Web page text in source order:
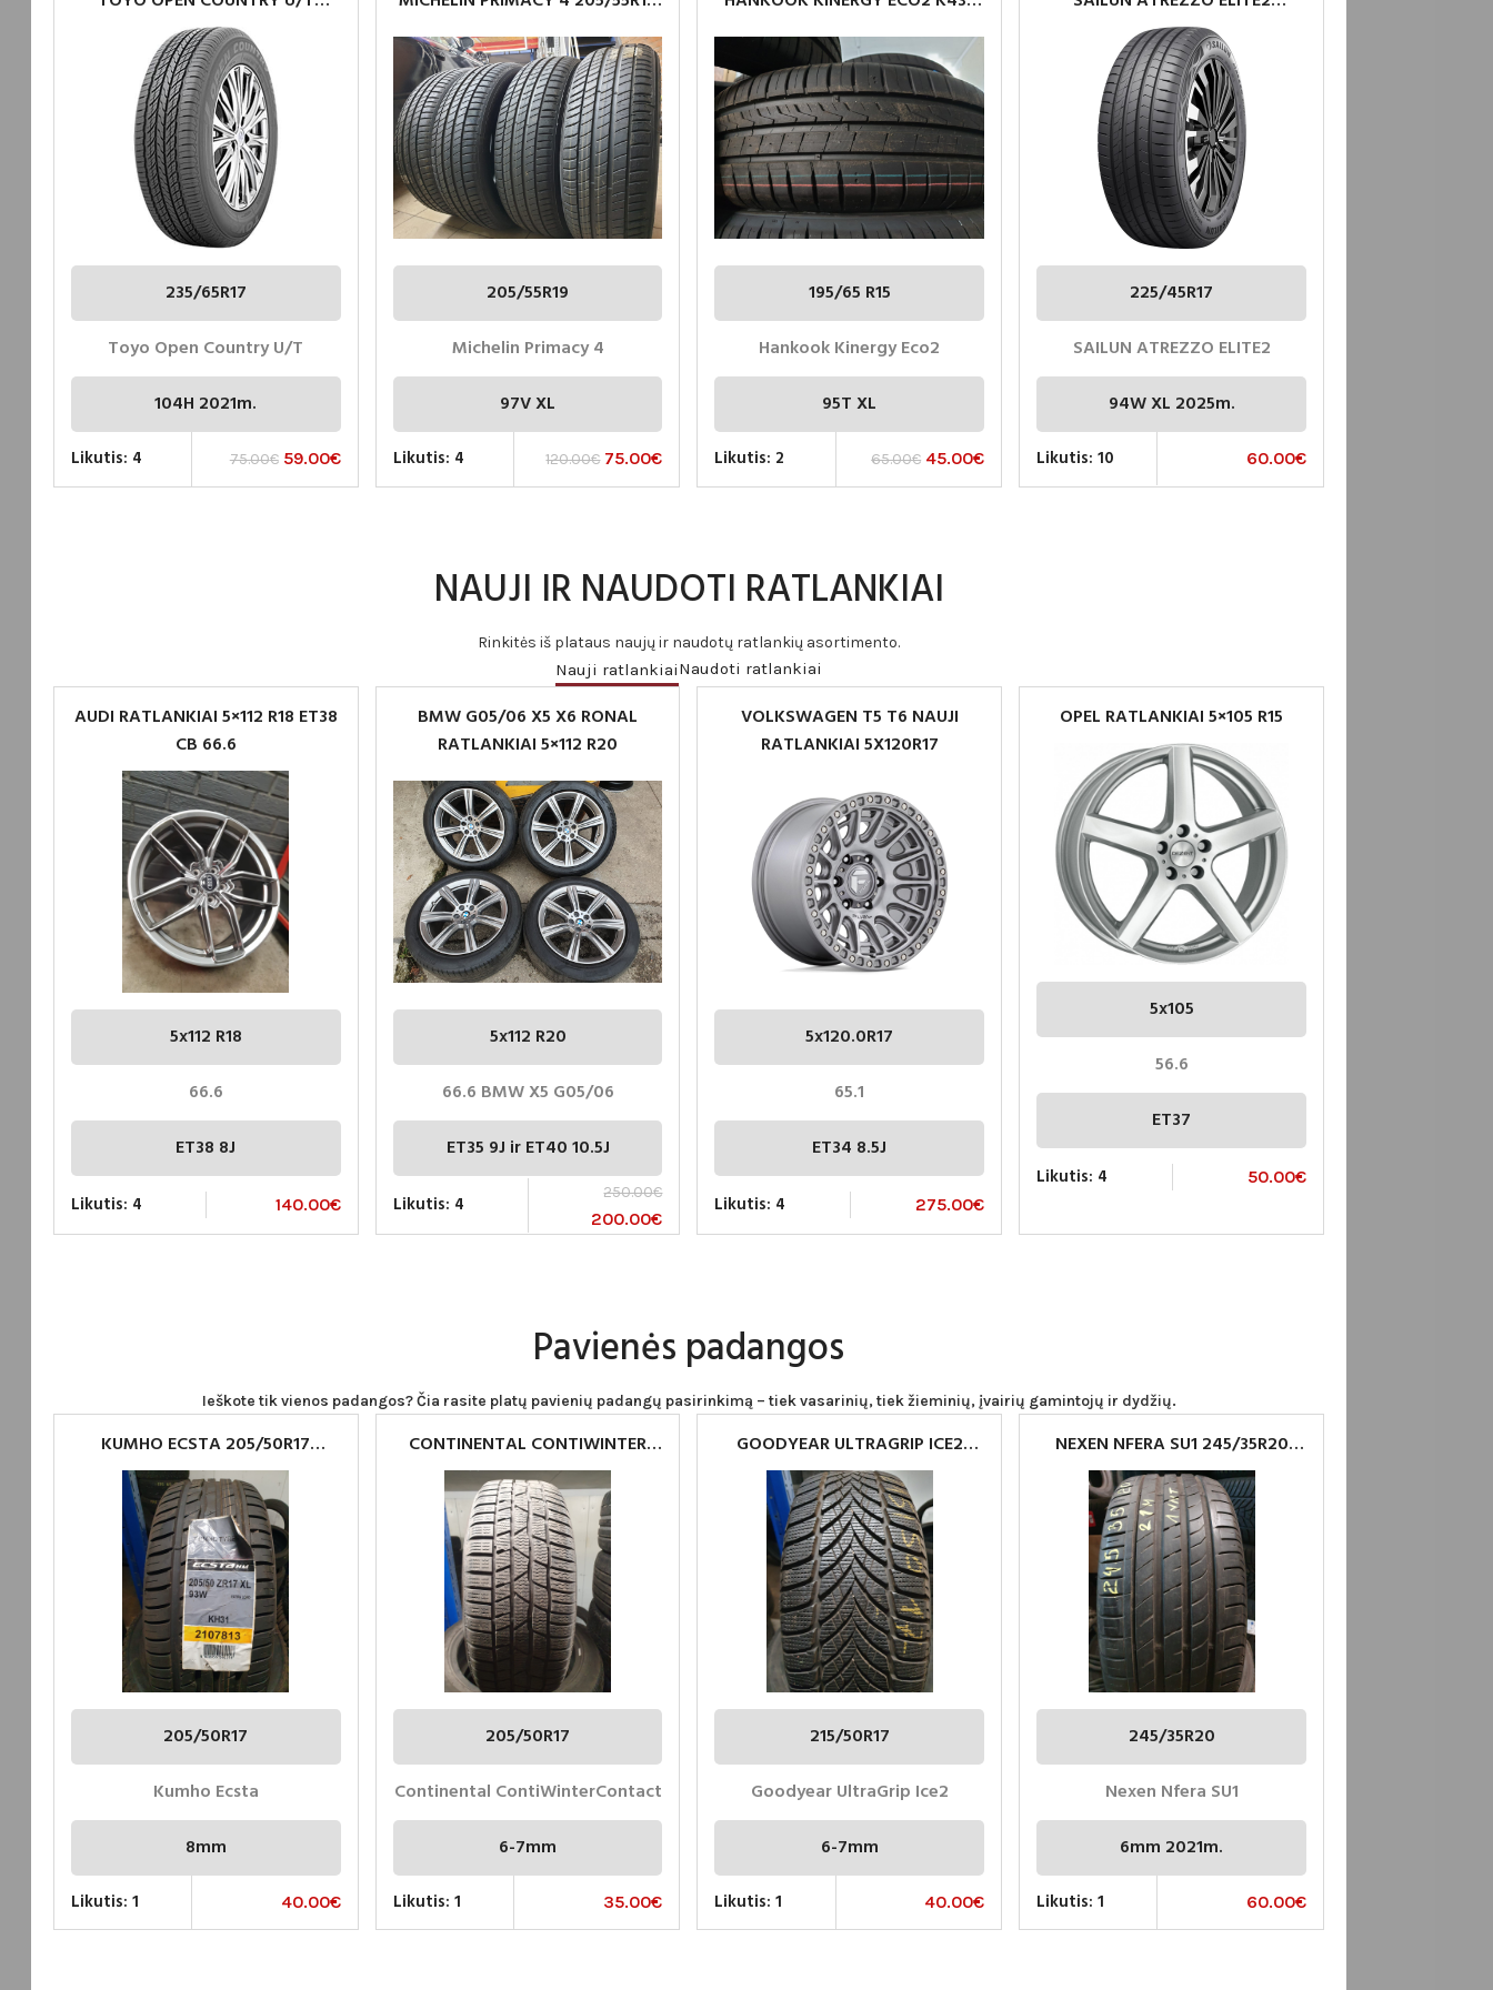
235/65R17 104H NAUJOS
PADANGOS
235/65R17
Toyo Open Country U/T
104H 2021m.
Likutis: 4 75.00€ 59.00€
VASARINES PADANGOS
205/55R19
Michelin Primacy 4
97V XL
Likutis: 4 120.00€ 75.00€
195/65 R15 PADANGOS
195/65 R15
Hankook Kinergy Eco2
95T XL
Likutis: 2 65.00€ 45.00€
225/45R17 94W XL PADANGOS
225/45R17
SAILUN ATREZZO ELITE2
94W XL 2025m.
Likutis: 10 60.00€
NAUJI IR NAUDOTI RATLANKIAI
Rinkitės iš plataus naujų ir naudotų ratlankių asortimento.
Nauji ratlankiaiNaudoti ratlankiai
AUDI RATLANKIAI 5×112 R18 ET38
CB 66.6
5x112 R18
66.6
ET38 8J
Likutis: 4 140.00€
BMW G05/06 X5 X6 RONAL
RATLANKIAI 5×112 R20
5x112 R20
66.6 BMW X5 G05/06
ET35 9J ir ET40 10.5J
Likutis: 4 250.00€
200.00€
VOLKSWAGEN T5 T6 NAUJI
RATLANKIAI 5X120R17
5x120.0R17
65.1
ET34 8.5J
Likutis: 4 275.00€
OPEL RATLANKIAI 5×105 R15
5x105
56.6
ET37
Likutis: 4 50.00€
Pavienės padangos
Ieškote tik vienos padangos? Čia rasite platų pavienių padangų pasirinkimą – tiek vasarinių, tiek žieminių, įvairių gamintojų ir dydžių.
KUMHO ECSTA 205/50R17
PAVIENES PADANGOS
205/50R17
Kumho Ecsta
8mm
Likutis: 1 40.00€
CONTINENTAL CONTIWINTER
205/50R17 PAVIENES PADANGOS
205/50R17
Continental ContiWinterContact
6-7mm
Likutis: 1 35.00€
GOODYEAR ULTRAGRIP ICE2
215/50R17 PADANGOS
215/50R17
Goodyear UltraGrip Ice2
6-7mm
Likutis: 1 40.00€
NEXEN NFERA SU1 245/35R20
PADANGA
245/35R20
Nexen Nfera SU1
6mm 2021m.
Likutis: 1 60.00€